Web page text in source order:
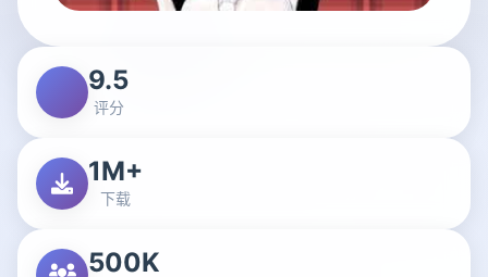
9.5
评分
1M+
下载
500K